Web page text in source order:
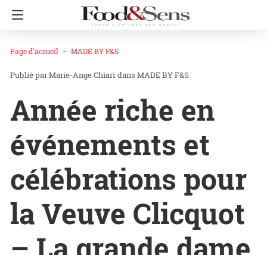
Page d'accueil MADE BY F&S
Marie-Ange Chiari dans MADE BY F&S
Année riche en
événements et
célébrations pour
la Veuve Clicquot